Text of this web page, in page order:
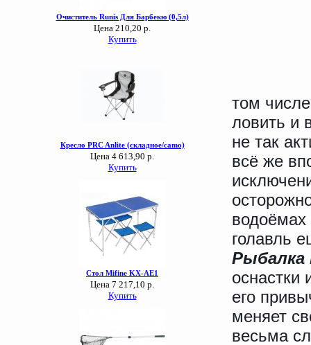
том
ловить и
не так
всё же
водоёмах
голавль
Рыбалка
оснастки
его
меняет
весьма